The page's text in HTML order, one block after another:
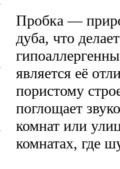
Пробка —
дуба, что
является её
пористому
поглощает
комнат или
комнатах, где